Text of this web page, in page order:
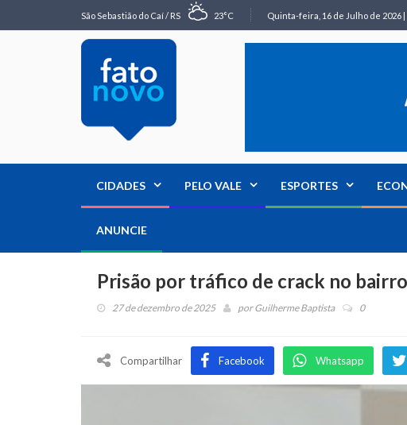
São Sebastião do Caí / RS 23°C Quinta-feira, 16 de Julho de 2026 |
CIDADES PELO VALE ESPORTES
ANUNCIE
Prisão por tráfico de crack no
27 de dezembro de 2025 porGuilherme Baptista 0
Compartilhar Facebook Whatsapp